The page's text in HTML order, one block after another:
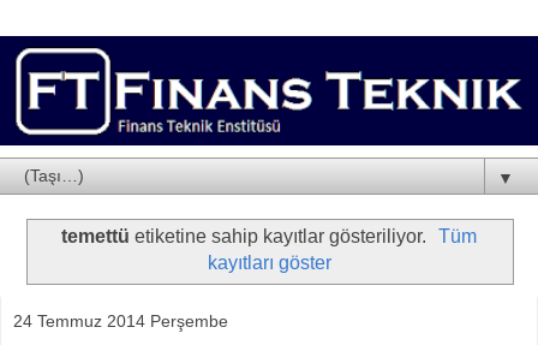
▼
temettü etiketine sahip kayıtlar gösteriliyor.
Tüm
kayıtları göster
24 Temmuz 2014 Perşembe